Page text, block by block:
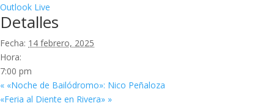
Outlook Live
Detalles
Fecha: 14 febrero, 2025
Hora:
7:00 pm
« «Noche de Bailódromo»: Nico Peñaloza
«Feria al Diente en Rivera» »